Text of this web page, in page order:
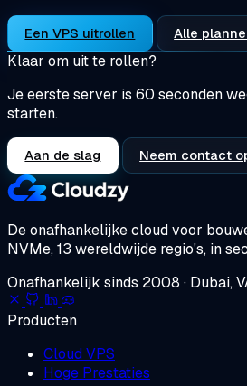
Een VPS uitrollen Alle
Klaar om uit te rollen?
Je eerste server is 60 seconden
starten.
Aan de slag Neem contact
De onafhankelijke cloud voor
NVMe, 13 wereldwijde regio's, in
Onafhankelijk sinds 2008 · Dubai,
Producten
Cloud VPS
Hoge Prestaties